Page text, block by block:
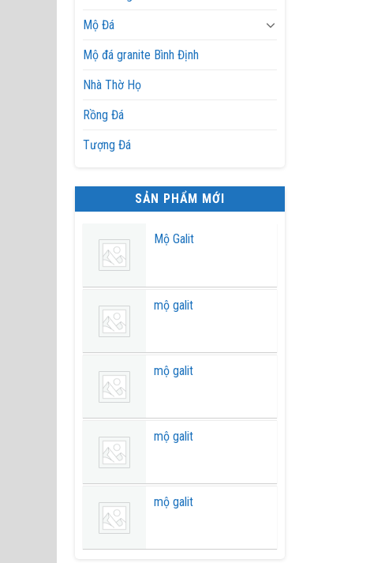
Mộ Đá
Mộ đá granite Bình Định
Nhà Thờ Họ
Rồng Đá
Tượng Đá
SẢN PHẨM MỚI
Mộ Galit
mộ galit
mộ galit
mộ galit
mộ galit